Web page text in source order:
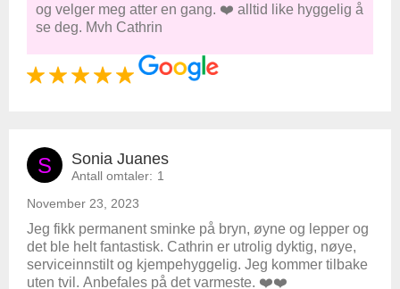
og velger meg atter en gang. ❤️ alltid like hyggelig å
se deg. Mvh Cathrin
S Sonia Juanes
Antall omtaler: 1
November 23, 2023
Jeg fikk permanent sminke på bryn, øyne og lepper og
det ble helt fantastisk. Cathrin er utrolig dyktig, nøye,
serviceinnstilt og kjempehyggelig. Jeg kommer tilbake
uten tvil. Anbefales på det varmeste. ❤️❤️